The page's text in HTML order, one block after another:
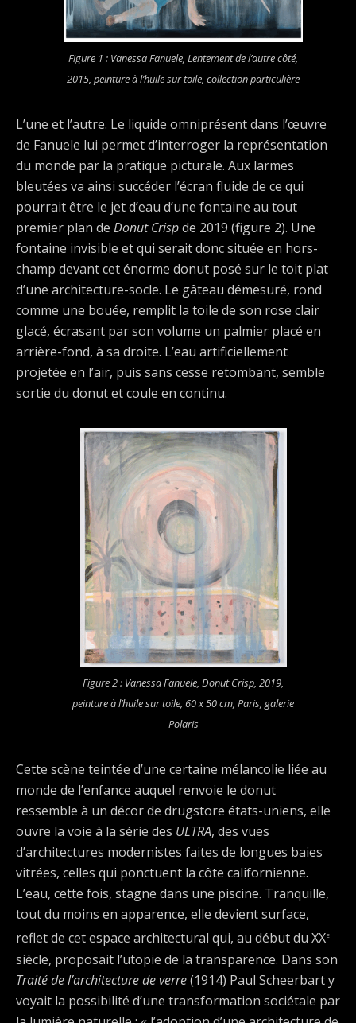
Figure 1 : Vanessa Fanuele, Lentement de l’autre côté,
2015, peinture à l’huile sur toile, collection particulière
L’une et l’autre. Le liquide omniprésent dans l’œuvre
de Fanuele lui permet d’interroger la représentation
du monde par la pratique picturale. Aux larmes
bleutées va ainsi succéder l’écran fluide de ce qui
pourrait être le jet d’eau d’une fontaine au tout
premier plan de Donut Crispde 2019 (figure 2). Une
fontaine invisible et qui serait donc située en hors-
champ devant cet énorme donut posé sur le toit plat
d’une architecture-socle. Le gâteau démesuré, rond
comme une bouée, remplit la toile de son rose clair
glacé, écrasant par son volume un palmier placé en
arrière-fond, à sa droite. L’eau artificiellement
projetée en l’air, puis sans cesse retombant, semble
sortie du donut et coule en continu.
Figure 2 : Vanessa Fanuele, Donut Crisp, 2019,
peinture à l’huile sur toile, 60 x 50 cm, Paris, galerie
Polaris
Cette scène teintée d’une certaine mélancolie liée au
monde de l’enfance auquel renvoie le donut
ressemble à un décor de drugstore états-uniens, elle
ouvre la voie à la série des ULTRA, des vues
d’architectures modernistes faites de longues baies
vitrées, celles qui ponctuent la côte californienne.
L’eau, cette fois, stagne dans une piscine. Tranquille,
tout du moins en apparence, elle devient surface,
reflet de cet espace architectural qui, au début du XXe
siècle, proposait l’utopie de la transparence. Dans son
Traité de l’architecture de verre(1914) Paul Scheerbart y
voyait la possibilité d’une transformation sociétale par